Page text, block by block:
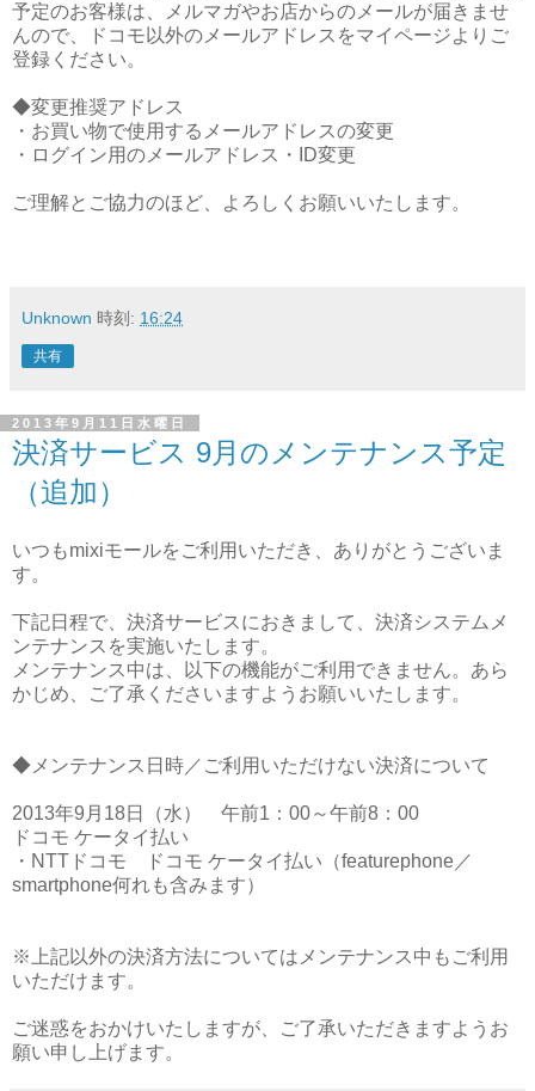
予定のお客様は、メルマガやお店からのメールが届きませ
んので、ドコモ以外のメールアドレスをマイページよりご
登録ください。
◆変更推奨アドレス
・お買い物で使用するメールアドレスの変更
・ログイン用のメールアドレス・ID変更
ご理解とご協力のほど、よろしくお願いいたします。
Unknown 時刻: 16:24
共有
2013年9月11日水曜日
決済サービス 9月のメンテナンス予定
（追加）
いつもmixiモールをご利用いただき、ありがとうございま
す。
下記日程で、決済サービスにおきまして、決済システムメ
ンテナンスを実施いたします。
メンテナンス中は、以下の機能がご利用できません。あら
かじめ、ご了承くださいますようお願いいたします。
◆メンテナンス日時／ご利用いただけない決済について
2013年9月18日（水） 午前1：00～午前8：00
ドコモ ケータイ払い
・NTTドコモ ドコモ ケータイ払い（featurephone／
smartphone何れも含みます）
※上記以外の決済方法についてはメンテナンス中もご利用
いただけます。
ご迷惑をおかけいたしますが、ご了承いただきますようお
願い申し上げます。